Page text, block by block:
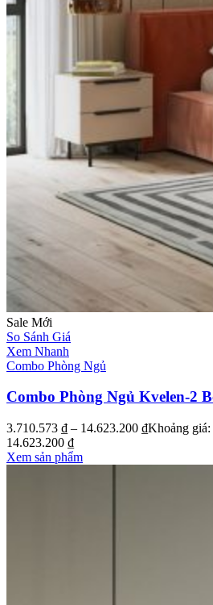
Sale Mới
So Sánh Giá
Xem Nhanh
Combo Phòng Ngủ
Combo Phòng Ngủ Kvelen-2
3.710.573 ₫ – 14.623.200 ₫Khoảng
14.623.200 ₫
Xem sản phẩm